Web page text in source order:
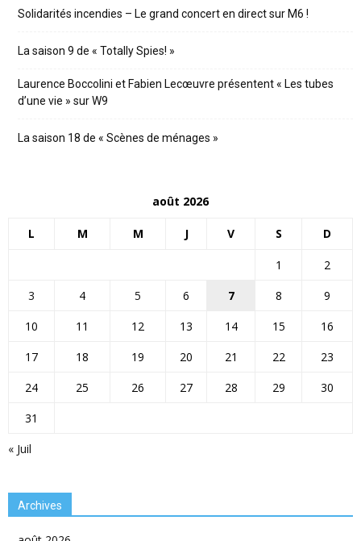
Solidarités incendies – Le grand concert en direct sur M6 !
La saison 9 de « Totally Spies! »
Laurence Boccolini et Fabien Lecœuvre présentent « Les tubes
d’une vie » sur W9
La saison 18 de « Scènes de ménages »
août 2026
L M M J V S D
« Juil
1
2
3
4 5 6 7 8
9
10
11 12 13 14 15
16
17
18 19 20 21 22
23
24
25 26 27 28 29
30
31
Archives